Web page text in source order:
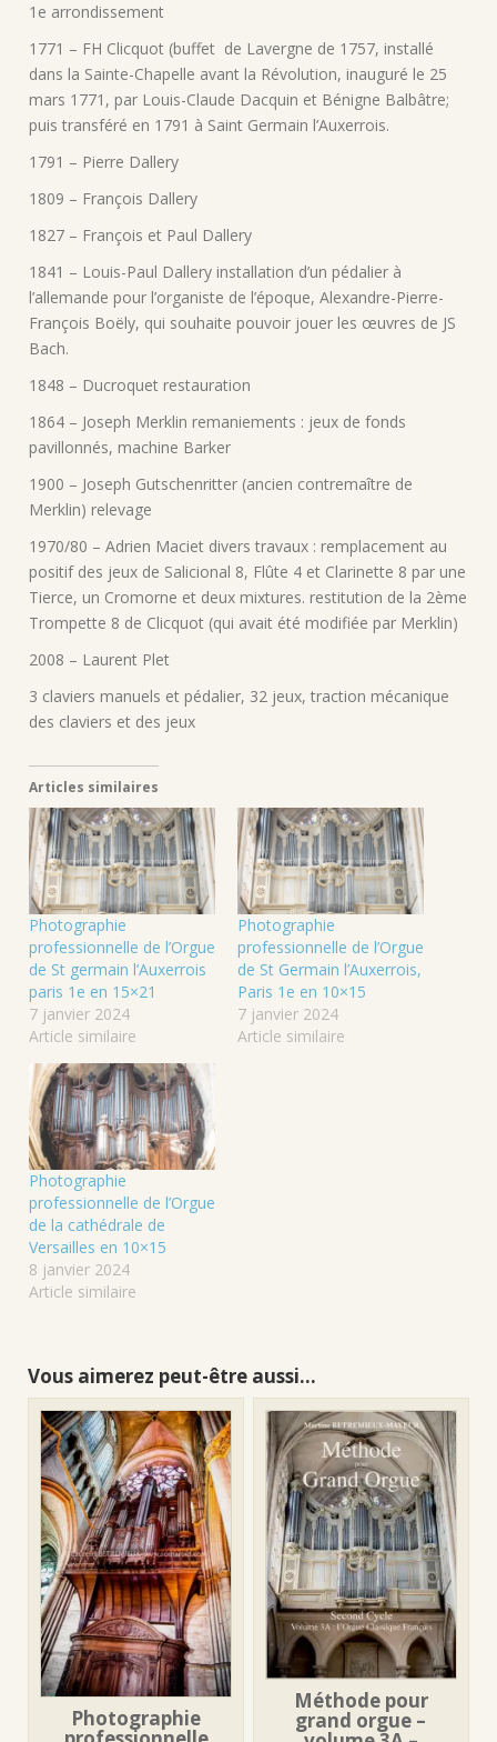
1e arrondissement
1771 – FH Clicquot (buffet de Lavergne de 1757, installé
dans la Sainte-Chapelle avant la Révolution, inauguré le 25
mars 1771, par Louis-Claude Dacquin et Bénigne Balbâtre;
puis transféré en 1791 à Saint Germain l’Auxerrois.
1791 – Pierre Dallery
1809 – François Dallery
1827 – François et Paul Dallery
1841 – Louis-Paul Dallery installation d’un pédalier à
l’allemande pour l’organiste de l’époque, Alexandre-Pierre-
François Boëly, qui souhaite pouvoir jouer les œuvres de JS
Bach.
1848 – Ducroquet restauration
1864 – Joseph Merklin remaniements : jeux de fonds
pavillonnés, machine Barker
1900 – Joseph Gutschenritter (ancien contremaître de
Merklin) relevage
1970/80 – Adrien Maciet divers travaux : remplacement au
positif des jeux de Salicional 8, Flûte 4 et Clarinette 8 par une
Tierce, un Cromorne et deux mixtures. restitution de la 2ème
Trompette 8 de Clicquot (qui avait été modifiée par Merklin)
2008 – Laurent Plet
3 claviers manuels et pédalier, 32 jeux, traction mécanique
des claviers et des jeux
Articles similaires
Photographie
professionnelle de l’Orgue
de St germain l’Auxerrois
paris 1e en 15×21
7 janvier 2024
Article similaire
Photographie
professionnelle de l’Orgue
de St Germain l’Auxerrois,
Paris 1e en 10×15
7 janvier 2024
Article similaire
Photographie
professionnelle de l’Orgue
de la cathédrale de
Versailles en 10×15
8 janvier 2024
Article similaire
Vous aimerez peut-être aussi…
Photographie
Méthode pour
grand orgue –